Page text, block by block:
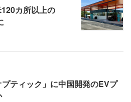
カ所以上の
ティック」に中国開発のEVプ